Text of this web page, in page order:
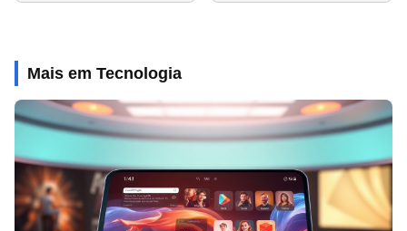
Mais em Tecnologia